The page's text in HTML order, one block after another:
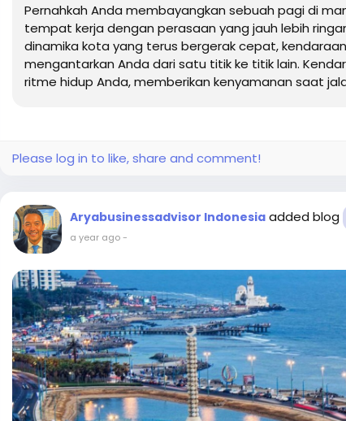
Pernahkah Anda membayangkan sebuah pagi di
tempat kerja dengan perasaan yang jauh lebih
dinamika kota yang terus bergerak cepat,
mengantarkan Anda dari satu titik ke titik lain.
ritme hidup Anda, memberikan kenyamanan saat
Please log in to like, share and comment!
Aryabusinessadvisor Indonesia added blog
a year ago-